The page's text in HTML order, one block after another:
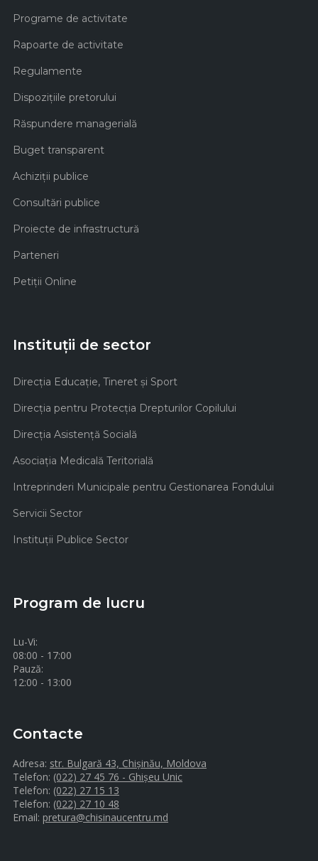
Programe de activitate
Rapoarte de activitate
Regulamente
Dispozițiile pretorului
Răspundere managerială
Buget transparent
Achiziţii publice
Consultări publice
Proiecte de infrastructură
Parteneri
Petiții Online
Instituții de sector
Direcţia Educaţie, Tineret şi Sport
Direcţia pentru Protecţia Drepturilor Copilului
Direcţia Asistenţă Socială
Asociaţia Medicală Teritorială
Intreprinderi Municipale pentru Gestionarea Fondului
Servicii Sector
Instituţii Publice Sector
Program de lucru
Lu-Vi:
08:00 - 17:00
Pauză:
12:00 - 13:00
Contacte
Adresa: str. Bulgară 43, Chișinău, Moldova
Telefon: (022) 27 45 76 - Ghișeu Unic
Telefon: (022) 27 15 13
Telefon: (022) 27 10 48
Email: pretura@chisinaucentru.md